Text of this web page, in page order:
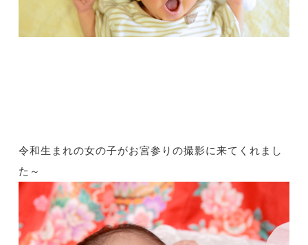
令和生まれの女の子がお宮参りの撮影に来てくれまし
た～